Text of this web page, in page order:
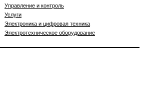
Управление и контроль
Услуги
Электроника и цифровая техника
Электротехническое оборудование